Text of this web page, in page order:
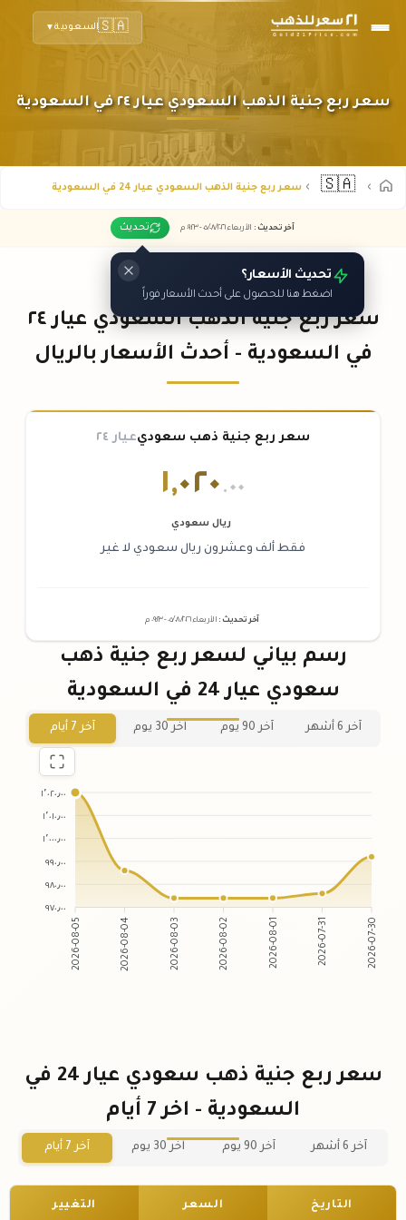
🇸🇦السعودية▼
سعر ربع جنية الذهب السعودي عيار ٢٤ في السعودية
🇸🇦 سعر ربع جنية الذهب السعودي عيار 24 في السعودية
آخر تحديث : الأربعاء ٠٥ /٠٨/٢٠٢٦ - ٠٩:٢٣ م تحديث
تحديث الأسعار؟
اضغط هنا للحصول على أحدث الأسعار فوراً
سعر ربع جنية الذهب السعودي عيار ٢٤
في السعودية - أحدث الأسعار بالريال
سعر ربع جنية ذهب سعوديعيار ٢٤
١,٠٢٠ .٠٠
ريال سعودي
فقط ألف وعشرون ريال سعودي لا غير
آخر تحديث : الأربعاء ٠٥ /٠٨/٢٠٢٦ - ٠٩:٢٣م
رسم بياني لسعر ربع جنية ذهب
سعودي عيار 24 في السعودية
آخر 6 أشهر آخر 90 يوم آخر 30 يوم آخر 7 أيام
١٬٠٢٠٫٠٠
١٬٠١٠٫٠٠
١٬٠٠٠٫٠٠
٩٩٠٫٠٠
٩٨٠٫٠٠
٩٧٠٫٠٠
2026-08-05 2026-08-04 2026-08-03 2026-08-02 2026-08-01 2026-07-31 2026-07-30
سعر ربع جنية ذهب سعودي عيار 24 في
السعودية - اخر 7 أيام
آخر 6 أشهر آخر 90 يوم آخر 30 يوم آخر 7 أيام
التاريخ السعر التغيير